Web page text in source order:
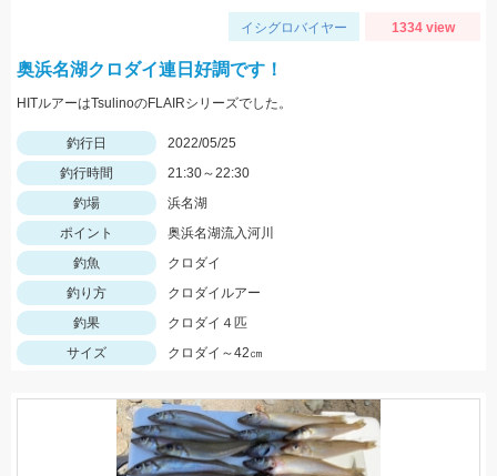
イシグロバイヤー 1334 view
奥浜名湖クロダイ連日好調です！
HITルアーはTsulinoのFLAIRシリーズでした。
釣行日
2022/05/25
釣行時間
21:30～22:30
釣場
浜名湖
ポイント
奥浜名湖流入河川
釣魚
クロダイ
釣り方
クロダイルアー
釣果
クロダイ４匹
サイズ
クロダイ～42㎝